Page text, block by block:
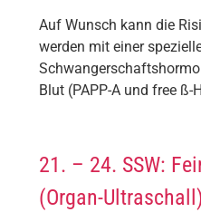
Auf Wunsch kann die
werden mit einer
Blut (PAPP-A und free ß-
21. – 24. SSW:
(Organ-Ultraschall)